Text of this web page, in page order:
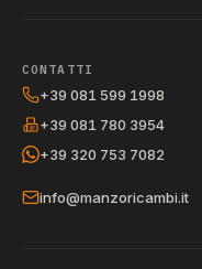
CONTATTI
+39 081 599 1998
+39 081 780 3954
+39 320 753 7082
info@manzoricambi.it